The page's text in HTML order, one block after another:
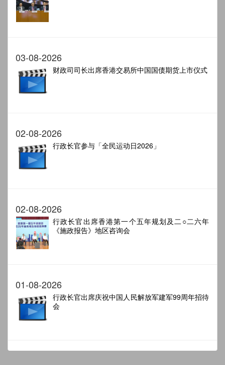
03-08-2026
财政司司长出席香港交易所中国国债期货上市仪式
02-08-2026
行政长官参与「全民运动日2026」
02-08-2026
行政长官出席香港第一个五年规划及二○二六年
《施政报告》地区咨询会
01-08-2026
行政长官出席庆祝中国人民解放军建军99周年招待
会